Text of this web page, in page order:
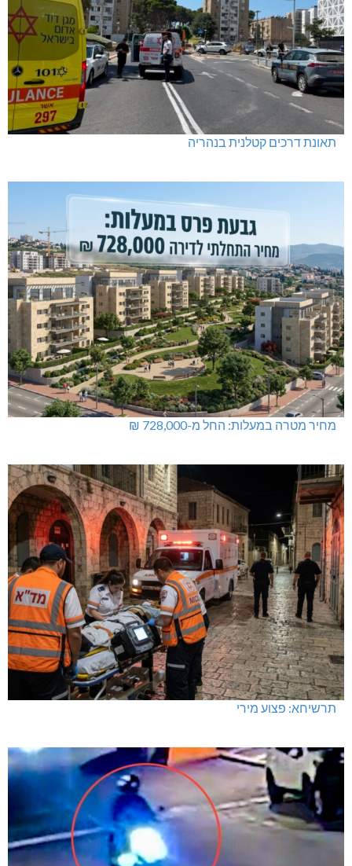
תאונת דרכים קטלנית בנהריה
מחיר מטרה במעלות: החל מ-728,000 ₪
תרשיחא: פצוע מירי